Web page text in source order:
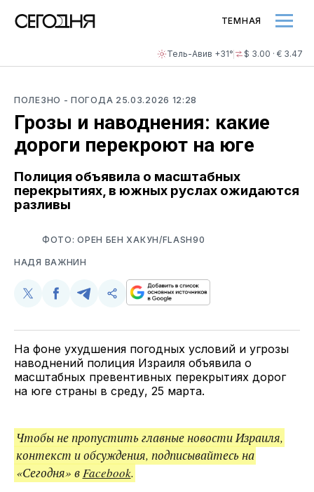
Тель-Авив +31° $ 3.00 · € 3.47
ТЕМНАЯ
ПОЛЕЗНО - ПОГОДА 25.03.2026 12:28
Грозы и наводнения: какие
дороги перекроют на юге
Полиция объявила о масштабных
перекрытиях, в южных руслах ожидаются
разливы
ФОТО: ОРЕН БЕН ХАКУН/FLASH90
НАДЯ ВАЖНИН
Поделиться
Twitter
Поделиться
Facebook
Поделиться
Telegram
Скопируйте
поделитесь
На фоне ухудшения погодных условий и угрозы
наводнений полиция Израиля объявила о
масштабных превентивных перекрытиях дорог
на юге страны в среду, 25 марта.
Чтобы не пропустить главные новости Израиля,
контекст и обсуждения, подписывайтесь на
«Сегодня» вFacebook.